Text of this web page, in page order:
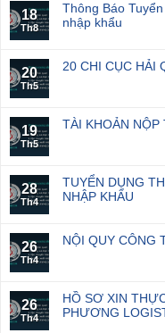
18
Th8
Thông Báo
nhập khẩu
20
Th5
20 CHI CỤC HẢI
19
Th5
TÀI KHOẢN NỘP
28
Th4
TUYỂN DỤNG
NHẬP KHẨU
26
Th4
NỘI QUY CÔNG
26
Th4
HỒ SƠ XIN
PHƯƠNG